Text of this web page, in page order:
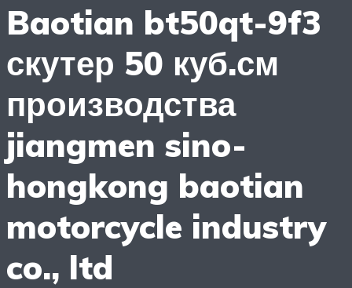
Baotian bt50qt-9f3
скутер 50 куб.см
производства
jiangmen sino-
hongkong baotian
motorcycle industry
co., ltd